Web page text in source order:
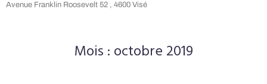
Avenue Franklin Roosevelt 52 , 4600 Visé
Mois : octobre 2019